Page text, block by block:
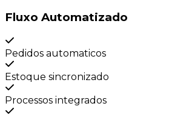
Fluxo Automatizado
Pedidos automaticos
Estoque sincronizado
Processos integrados